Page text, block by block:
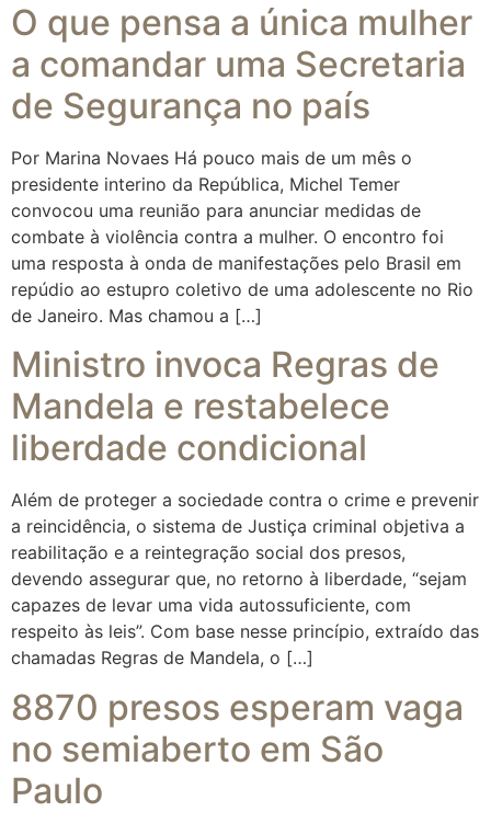
O que pensa a única mulher
a comandar uma Secretaria
de Segurança no país
Por Marina Novaes Há pouco mais de um mês o
presidente interino da República, Michel Temer
convocou uma reunião para anunciar medidas de
combate à violência contra a mulher. O encontro foi
uma resposta à onda de manifestações pelo Brasil em
repúdio ao estupro coletivo de uma adolescente no Rio
de Janeiro. Mas chamou a […]
Ministro invoca Regras de
Mandela e restabelece
liberdade condicional
Além de proteger a sociedade contra o crime e prevenir
a reincidência, o sistema de Justiça criminal objetiva a
reabilitação e a reintegração social dos presos,
devendo assegurar que, no retorno à liberdade, “sejam
capazes de levar uma vida autossuficiente, com
respeito às leis”. Com base nesse princípio, extraído das
chamadas Regras de Mandela, o […]
8870 presos esperam vaga
no semiaberto em São
Paulo